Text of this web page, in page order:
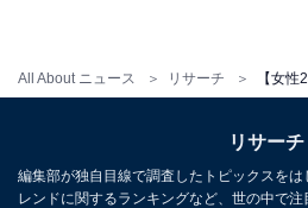
All About ニュース リサーチ
リサーチ
編集部が独自目線で調査したトピックスを
レンドに関するランキングなど、世の中で